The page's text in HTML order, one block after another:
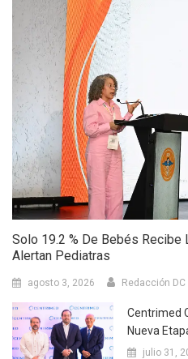
Solo 19.2 % De Bebés Recibe
Alertan Pediatras
agosto 3, 2026 Redacción DC
Centrimed
Nueva
julio 31,